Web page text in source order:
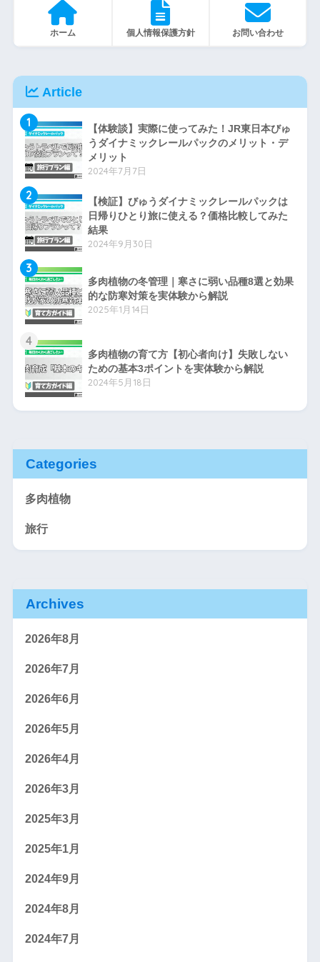
ホーム 個人情報保護方針 お問い合わせ
Article
1
【体験談】実際に使ってみた！JR東日本びゅ
うダイナミックレールパックのメリット・デ
メリット
2024年7月7日
2
【検証】びゅうダイナミックレールパックは
日帰りひとり旅に使える？価格比較してみた
結果
2024年9月30日
3
多肉植物の冬管理｜寒さに弱い品種8選と効果
的な防寒対策を実体験から解説
2025年1月14日
4
多肉植物の育て方【初心者向け】失敗しない
ための基本3ポイントを実体験から解説
2024年5月18日
Categories
多肉植物
旅行
Archives
2026年8月
2026年7月
2026年6月
2026年5月
2026年4月
2026年3月
2025年3月
2025年1月
2024年9月
2024年8月
2024年7月